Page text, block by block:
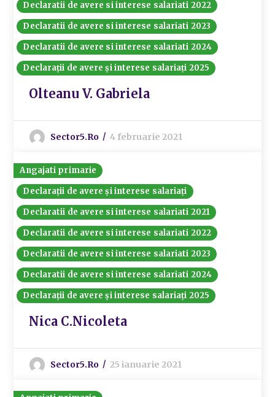
Declaratii de avere si interese salariati 2022
Declaratii de avere si interese salariati 2023
Declaratii de avere si interese salariati 2024
Declarații de avere și interese salariați 2025
Olteanu V. Gabriela
Sector5.ro 4 februarie 2021
Angajati primarie
Declarații de avere și interese salariați
Declaratii de avere si interese salariati 2021
Declaratii de avere si interese salariati 2022
Declaratii de avere si interese salariati 2023
Declaratii de avere si interese salariati 2024
Declarații de avere și interese salariați 2025
Nica C.Nicoleta
Sector5.ro 25 ianuarie 2021